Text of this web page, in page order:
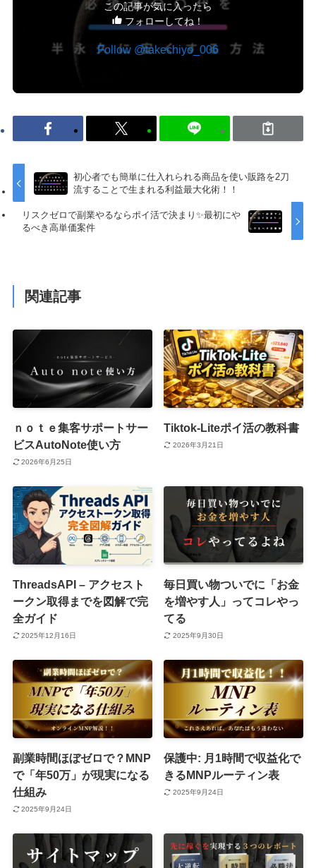
この記事が気に入ったら
フォローしてね！
Follow @takechiyo_006
初心者でも簡単に仕入れられる商品を使い販路を2刀
流することで生まれる利益最大化術！！
リスクゼロで副業やるならポイ活で決まり✨最初にや
るべき高単価案件
関連記事
ｎｏｔｅ集客サポートサー
ビスAutoNote使い方
2026年6月25日
Tiktok-Liteポイ活の教科書
2026年3月21日
ThreadsAPI – アクセスト
ークン取得までを図解で完
全ガイド
2025年12月16日
毎日買い物ついでに「お金
を増やす人」ってコレやっ
てる
2025年9月30日
副業時間ほぼゼロで？MNP
で「年50万」が現実になる
仕組み
2025年9月24日
保護中: 月1時間で収益化で
きるMNPルーティン表
2025年9月24日